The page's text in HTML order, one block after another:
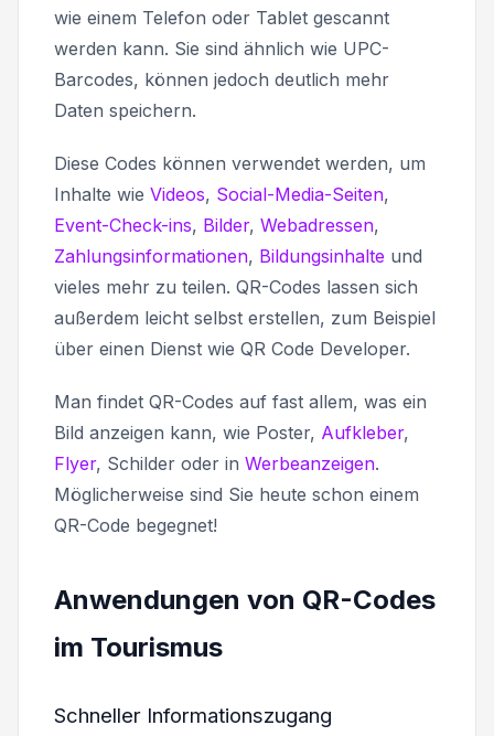
wie einem Telefon oder Tablet gescannt
werden kann. Sie sind ähnlich wie UPC-
Barcodes, können jedoch deutlich mehr
Daten speichern.
Diese Codes können verwendet werden, um
Inhalte wie Videos, Social-Media-Seiten,
Event-Check-ins, Bilder, Webadressen,
Zahlungsinformationen, Bildungsinhalte und
vieles mehr zu teilen. QR-Codes lassen sich
außerdem leicht selbst erstellen, zum Beispiel
über einen Dienst wie QR Code Developer.
Man findet QR-Codes auf fast allem, was ein
Bild anzeigen kann, wie Poster, Aufkleber,
Flyer, Schilder oder in Werbeanzeigen.
Möglicherweise sind Sie heute schon einem
QR-Code begegnet!
Anwendungen von QR-Codes
im Tourismus
Schneller Informationszugang